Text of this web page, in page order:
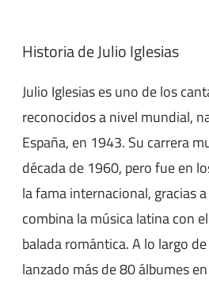
Historia de Julio Iglesias
Julio Iglesias es uno de los
reconocidos a nivel mundial,
España, en 1943. Su carrera
década de 1960, pero fue en
la fama internacional, gracias
combina la música latina con
balada romántica. A lo largo
lanzado más de 80 álbumes